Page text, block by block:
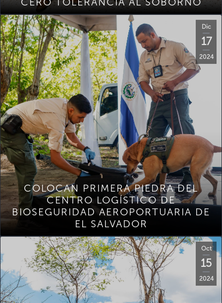
Dic
17
2024
COLOCAN PRIMERA PIEDRA DEL
CENTRO LOGÍSTICO DE
BIOSEGURIDAD AEROPORTUARIA DE
EL SALVADOR
Oct
15
2024